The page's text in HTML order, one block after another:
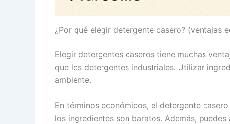
¿Por qué elegir detergente casero? (ventajas
Elegir detergentes caseros tiene muchas
que los detergentes industriales. Utilizar
ambiente.
En términos económicos, el detergente
los ingredientes son baratos. Además,